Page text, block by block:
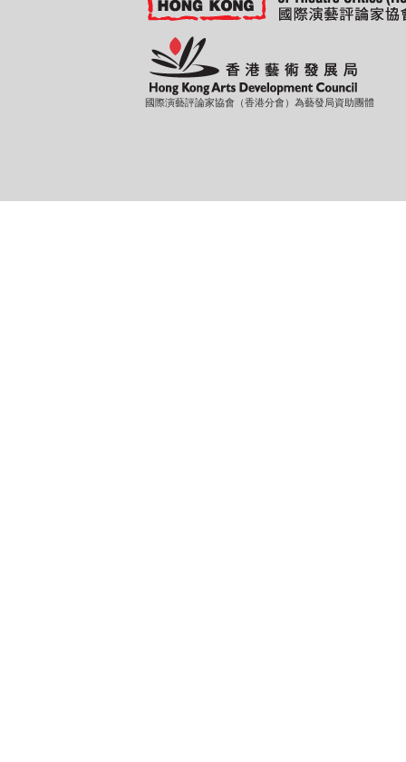
國際演藝評論家協會（香港分會）為藝發局資助團體